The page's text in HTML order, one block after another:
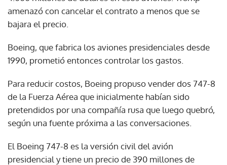
amenazó con cancelar el contrato a menos que se
bajara el precio.
Boeing, que fabrica los aviones presidenciales desde
1990, prometió entonces controlar los gastos.
Para reducir costos, Boeing propuso vender dos 747-8
de la Fuerza Aérea que inicialmente habían sido
pretendidos por una compañía rusa que luego quebró,
según una fuente próxima a las conversaciones.
El Boeing 747-8 es la versión civil del avión
presidencial y tiene un precio de 390 millones de